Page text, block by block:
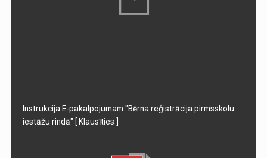
Instrukcija E-pakalpojumam "Bērna reģistrācija pirmsskolu
iestāžu rindā" [ Klausīties ]